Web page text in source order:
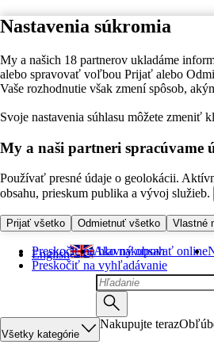
Nastavenia súkromia
My a našich 18 partnerov ukladáme
alebo spravovať voľbou Prijať alebo
Vaše rozhodnutie však zmení spôsob,
Svoje nastavenia súhlasu môžete zmeniť
My a naši partneri spracúvame
Používať presné údaje o geolokácii.
obsahu, prieskum publika a vývoj služieb.
Prijať všetko Odmietnuť všetko Vlastné
Preskočiť na hlavný obsah
Preskočiť na vyhľadávanie
English Ako nakupovať online
Všetky kategórie
Nakupujte teraz